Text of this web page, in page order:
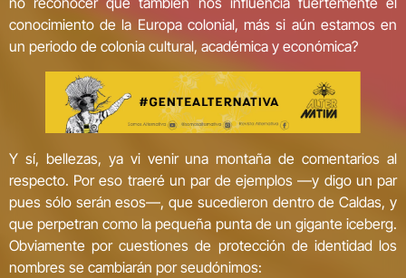
conocimiento de la Europa colonial, más si aún estamos en
un periodo de colonia cultural, académica y económica?
Y sí, bellezas, ya vi venir una montaña de comentarios al
respecto. Por eso traeré un par de ejemplos —y digo un par
pues sólo serán esos—, que sucedieron dentro de Caldas, y
que perpetran como la pequeña punta de un gigante iceberg.
Obviamente por cuestiones de protección de identidad los
nombres se cambiarán por seudónimos: